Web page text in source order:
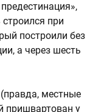
при
построили без
а через шесть
местные
пришвартован у